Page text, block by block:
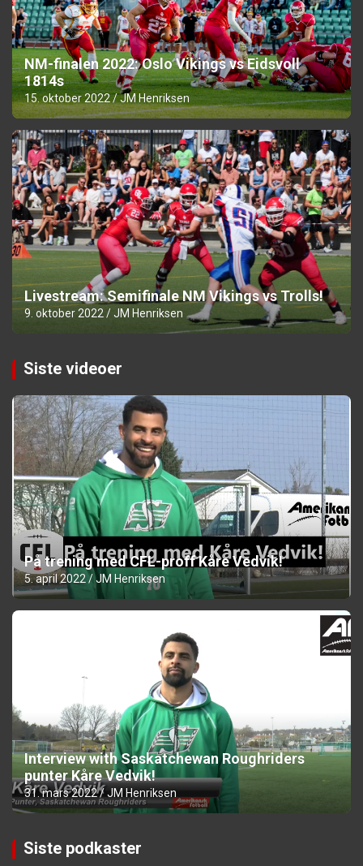
NM-finalen 2022: Oslo Vikings vs Eidsvoll
1814s
15. oktober 2022 JM Henriksen
Livestream: Semifinale NM Vikings vs Trolls!
9. oktober 2022 JM Henriksen
Siste videoer
På trening med CFL-proff Kåre Vedvik!
5. april 2022 JM Henriksen
Interview with Saskatchewan Roughriders
punter Kåre Vedvik!
31. mars 2022 JM Henriksen
Siste podkaster